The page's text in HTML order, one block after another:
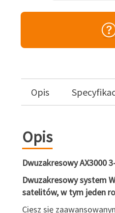
Opis
Opis
Dwuzakresowy AX3000
Dwuzakresowy system
satelitów, w tym jeden
Ciesz się